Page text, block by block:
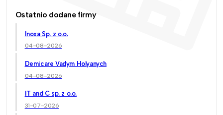
Ostatnio dodane firmy
Inoxa Sp. z o.o.
04-08-2026
Demicare Vadym Holyanych
04-08-2026
IT and C sp. z o.o.
31-07-2026